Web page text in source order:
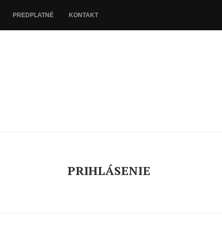
PREDPLATNÉ KONTAKT
PRIHLÁSENIE